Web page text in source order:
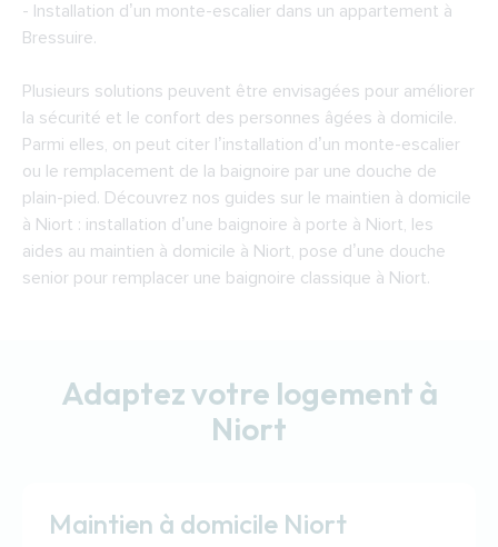
- Installation d’un monte-escalier dans un appartement à
Bressuire.
Plusieurs solutions peuvent être envisagées pour améliorer
la sécurité et le confort des personnes âgées à domicile.
Parmi elles, on peut citer l’installation d’un monte-escalier
ou le remplacement de la baignoire par une douche de
plain-pied. Découvrez nos guides sur le maintien à domicile
à Niort : installation d’une baignoire à porte à Niort, les
aides au maintien à domicile à Niort, pose d’une douche
senior pour remplacer une baignoire classique à Niort.
Adaptez votre logement à
Niort
Maintien à domicile Niort